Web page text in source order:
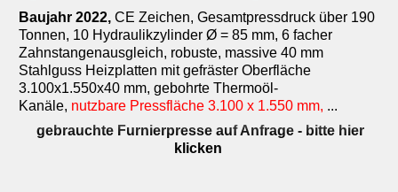
English
Baujahr 2022, CE Zeichen, Gesamtpressdruck über 190
Tonnen, 10 Hydraulikzylinder Ø = 85 mm, 6 facher
Zahnstangenausgleich, robuste, massive 40 mm
Stahlguss Heizplatten mit gefräster Oberfläche
3.100x1.550x40 mm, gebohrte Thermoöl-
Kanäle, nutzbare Pressfläche 3.100 x 1.550 mm, ...
gebrauchte Furnierpresse auf Anfrage- bitte hier
klicken